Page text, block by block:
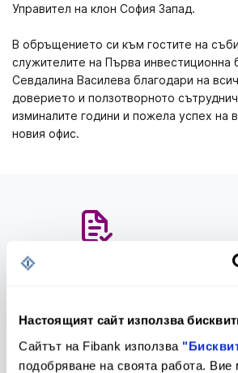
Настоящият сайт използва
Сайтът на Fibank използва
подобряване на своята работа. Вие
Управител на клон София Запад.
В обръщението си към гостите на
служителите на Първа инвестиционна
Севдалина Василева благодари на
доверието и ползотворното
изминалите години и пожела успех на
новия офис.
Предстоящи промени в
Лихвен бюлетин